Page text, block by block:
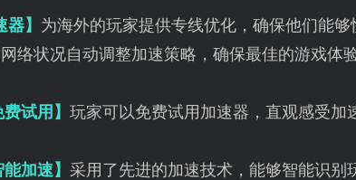
器】 为海外的玩家提供专线优化，确保他们能
络状况自动调整加速策略，确保最佳的游戏体
费试用】 玩家可以免费试用加速器，直观感受加
能加速】 采用了先进的加速技术，能够智能识